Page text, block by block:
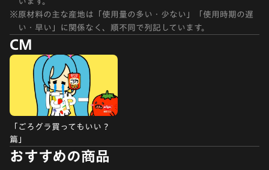
※原材料の主な産地は「使用量の多い・少ない」「使用時期の遅
い・早い」に関係なく、順不同で列記しています。
CM
「ごろグラ買ってもいい ?
篇」
おすすめの商品